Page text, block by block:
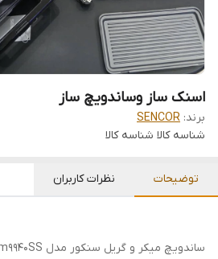
اسنک ساز وساندویچ ساز
برند: SENCOR
شناسه کالاشناسه کالا
توضیحات نظرات کاربران
ساندویچ میکر و گریل سنکور مدل Ssm9940SS